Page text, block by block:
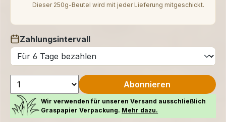
Dieser 250g-Beutel wird mit jeder Lieferung mitgeschickt.
Zahlungsintervall
auswählen
Abonnieren
Wir verwenden für unseren Versand ausschließlich
Graspapier Verpackung. Mehr dazu.